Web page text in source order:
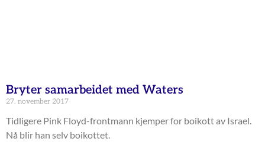
Bryter samarbeidet med Waters
27. november 2017
Tidligere Pink Floyd-frontmann kjemper for boikott av Israel.
Nå blir han selv boikottet.